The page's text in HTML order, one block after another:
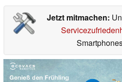
Jetzt mitmachen: